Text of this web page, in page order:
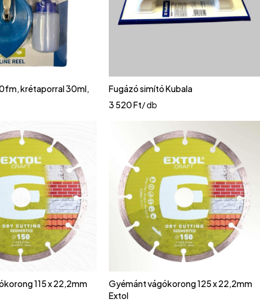
krétaporral 30ml,
Fugázó simító Kubala
3 520Ft/ db
115 x 22,2mm
Gyémánt vágókorong 125 x 22,2mm
Extol